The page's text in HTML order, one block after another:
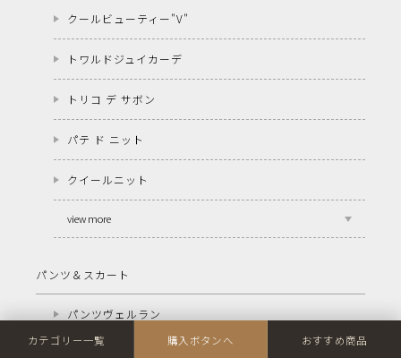
クールビューティー"V"
トワルドジュイカーデ
トリコ デ サボン
パテ ド ニット
クイールニット
view more
パンツ＆スカート
パンツヴェルラン
カテゴリー一覧 購入ボタンへ おすすめ商品